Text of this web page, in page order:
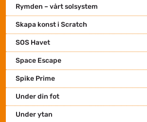
Rymden – vårt solsystem
Skapa konst i Scratch
SOS Havet
Space Escape
Spike Prime
Under din fot
Under ytan